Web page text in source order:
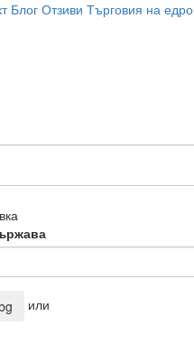
Блог Отзиви Търговия на едро
или